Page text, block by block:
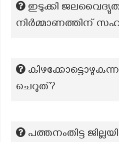
ഇടുക്കി
നിര്‍മ്മാണത്തിന്
ചെറുത്?
പത്തനംതിട്ട